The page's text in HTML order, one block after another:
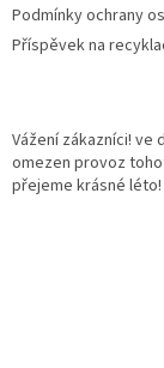
Podmínky ochrany
Příspěvek na
Vážení zákazníci! ve
omezen provoz
přejeme krásné léto!